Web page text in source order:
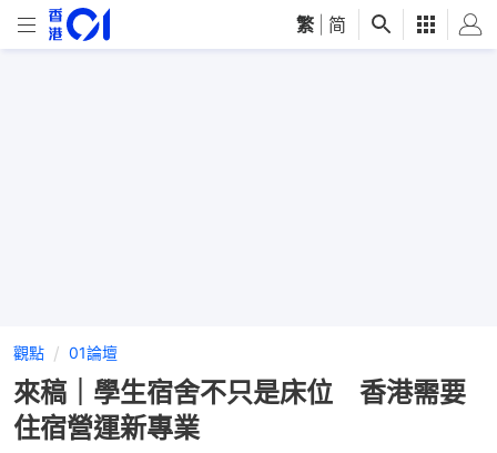
繁 简
觀點 01論壇
來稿｜學生宿舍不只是床位 香港需要
住宿營運新專業